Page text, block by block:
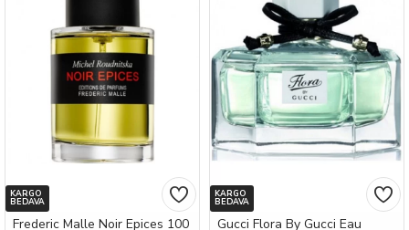
KARGO
BEDAVA
Frederic Malle Noir Epices 100
KARGO
BEDAVA
Gucci Flora By Gucci Eau